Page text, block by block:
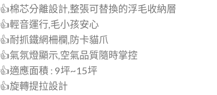
👍棉芯分離設計,整張可替換的浮毛收納層
👍輕音運行,毛小孩安心
👍耐抓鐵網柵欄,防卡貓爪
👍氣氛燈顯示,空氣品質隨時掌控
👍適應面積 : 9坪~15坪
👍旋轉提拉設計